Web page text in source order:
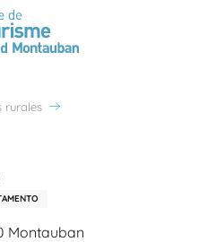
rurales
Montauban